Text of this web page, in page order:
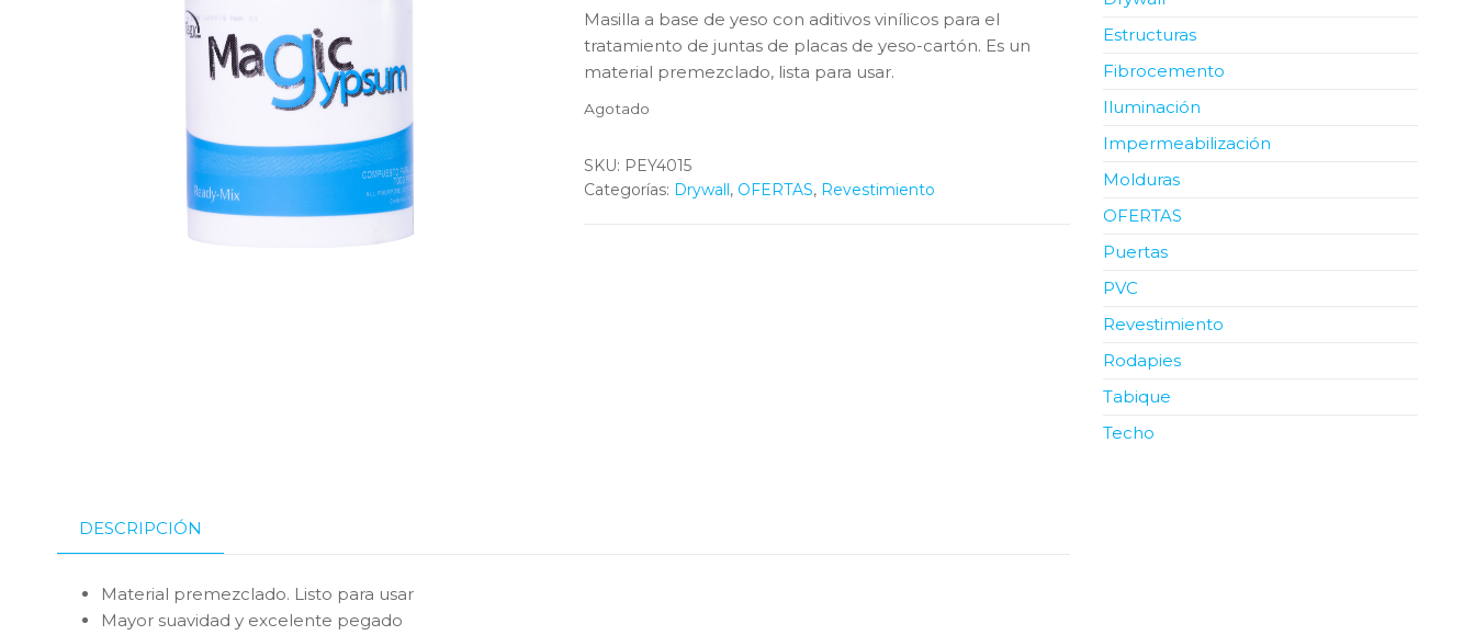
price
was:
$3.00.
price
is:
$2.67.
Masilla a base de yeso con aditivos vinílicos para el
tratamiento de juntas de placas de yeso-cartón. Es un
material premezclado, lista para usar.
Agotado
SKU: PEY4015
Categorías: Drywall, OFERTAS, Revestimiento
DESCRIPCIÓN
Material premezclado. Listo para usar
Mayor suavidad y excelente pegado
Estructuras
Fibrocemento
Iluminación
Impermeabilización
Molduras
OFERTAS
Puertas
PVC
Revestimiento
Rodapies
Tabique
Techo